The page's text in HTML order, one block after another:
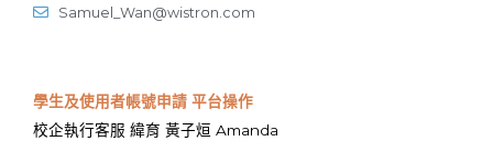
Samuel_Wan@wistron.com
學生及使用者帳號申請 平台操作
校企執行客服 緯育 黃子烜 Amanda